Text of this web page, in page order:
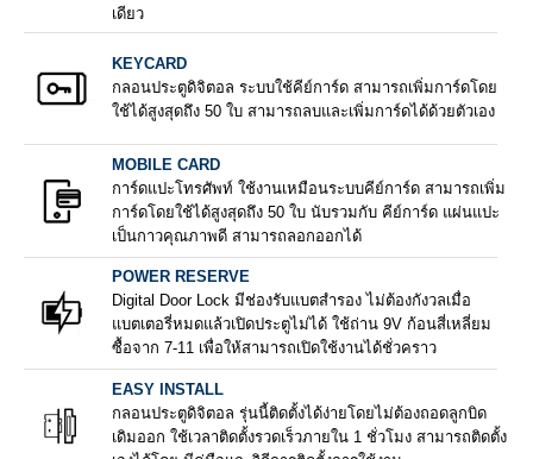
เดียว
KEYCARD
กลอนประตูดิจิตอล ระบบใช้คีย์การ์ด สามารถเพิ่มการ์ดโดย
ใช้ได้สูงสุดถึง 50 ใบ สามารถลบและเพิ่มการ์ดได้ด้วยตัวเอง
MOBILE CARD
การ์ดแปะโทรศัพท์ ใช้งานเหมือนระบบคีย์การ์ด สามารถเพิ่ม
การ์ดโดยใช้ได้สูงสุดถึง 50 ใบ นับรวมกับ คีย์การ์ด แผ่นแปะ
เป็นกาวคุณภาพดี สามารถลอกออกได้
POWER RESERVE
Digital Door Lock มีช่องรับแบตสำรอง ไม่ต้องกังวลเมื่อ
แบตเตอรี่หมดแล้วเปิดประตูไม่ได้ ใช้ถ่าน 9V ก้อนสี่เหลี่ยม
ซื้อจาก 7-11 เพื่อให้สามารถเปิดใช้งานได้ชั่วคราว
EASY INSTALL
กลอนประตูดิจิตอล รุ่นนี้ติดตั้งได้ง่ายโดยไม่ต้องถอดลูกบิด
เดิมออก ใช้เวลาติดตั้งรวดเร็วภายใน 1 ชั่วโมง สามารถติดตั้ง